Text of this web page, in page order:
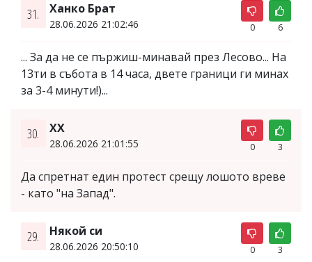
31. Ханко Брат
28.06.2026 21:02:46 0 6
... За да не се пържиш-минавай през Лесово... На
13ти в събота в 14 часа, двете граници ги минах
за 3-4 минути!)...
30. ХХ
28.06.2026 21:01:55 0 3
Да спретнат един протест срещу лошото вреве
- като "на Запад".
29. Някой си
28.06.2026 20:50:10 0 3